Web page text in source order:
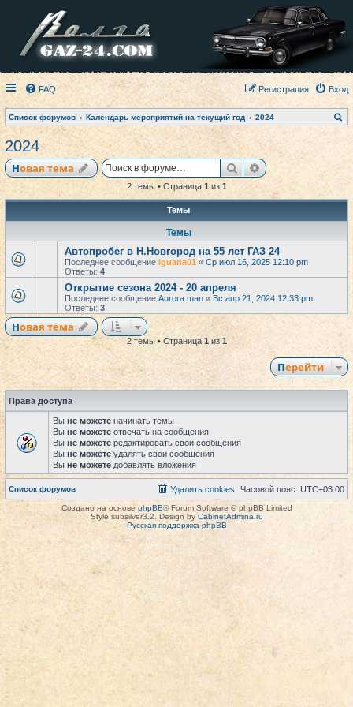
FAQ Вход
Регистрация
Список форумов Календарь мероприятий на текущий год 2024
о
2024
Новая тема ПоискРасширенный
2 темы • Страница 1из 1
Темы
Темы
Автопробег в Н.Новгород на 55 лет ГАЗ 24
Последнее сообщение iguana01 « Ср июл 16, 2025 12:10 pm
Ответы: 4
Открытие сезона 2024 - 20 апреля
Последнее сообщение Aurora man « Вс апр 21, 2024 12:33 pm
Ответы: 3
Новая тема
2 темы • Страница 1из 1
Перейти
Права доступа
Вы не можете начинать темы
Вы не можете отвечать на сообщения
Вы не можете редактировать свои сообщения
Вы не можете удалять свои сообщения
Вы не можете добавлять вложения
Список форумов Часовой пояс: UTC+03:00
Удалить cookies
Создано на основеphpBB® Forum Software © phpBB Limited
Style subsilver3.2. Design by CabinetAdmina.ru
Русская поддержка phpBB